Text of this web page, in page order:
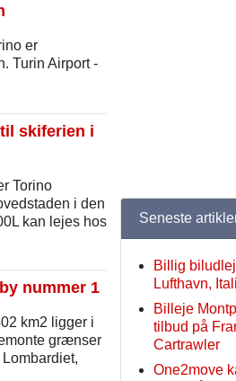
er
Turin Airport -
skiferien i
Torino
i den
kan lejes hos
nummer 1
km2 ligger i
grænser
Seneste
Billig
Lufthavn,
Billeje
tilbud på
Cartrawler
One2move